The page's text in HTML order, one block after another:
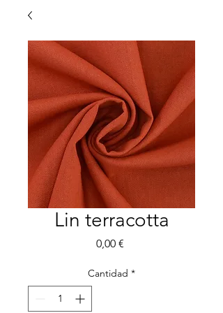
Lin terracotta
0,00 €Precio
Cantidad *